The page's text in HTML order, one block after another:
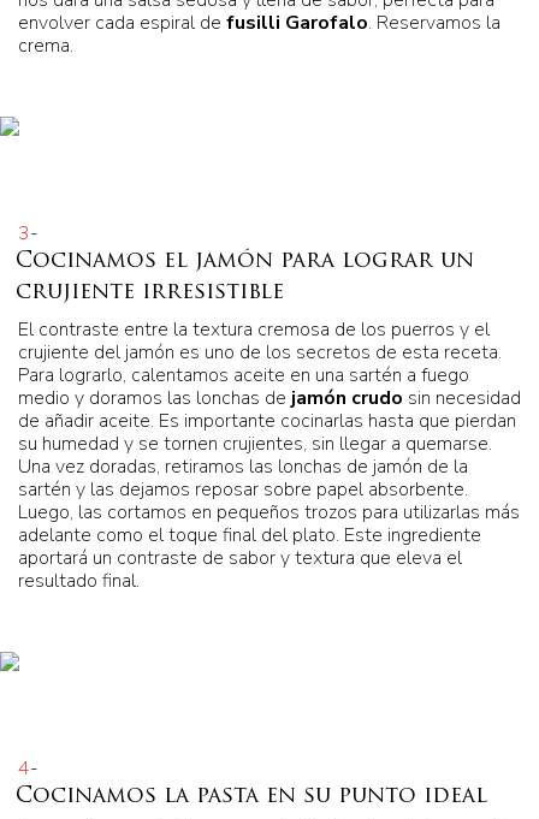
envolver cada espiral de fusilli Garofalo. Reservamos la
crema.
3-
Cocinamos el jamón para lograr un
crujiente irresistible
El contraste entre la textura cremosa de los puerros y el
crujiente del jamón es uno de los secretos de esta receta.
Para lograrlo, calentamos aceite en una sartén a fuego
medio y doramos las lonchas de jamón crudo sin necesidad
de añadir aceite. Es importante cocinarlas hasta que pierdan
su humedad y se tornen crujientes, sin llegar a quemarse.
Una vez doradas, retiramos las lonchas de jamón de la
sartén y las dejamos reposar sobre papel absorbente.
Luego, las cortamos en pequeños trozos para utilizarlas más
adelante como el toque final del plato. Este ingrediente
aportará un contraste de sabor y textura que eleva el
resultado final.
4-
Cocinamos la pasta en su punto ideal